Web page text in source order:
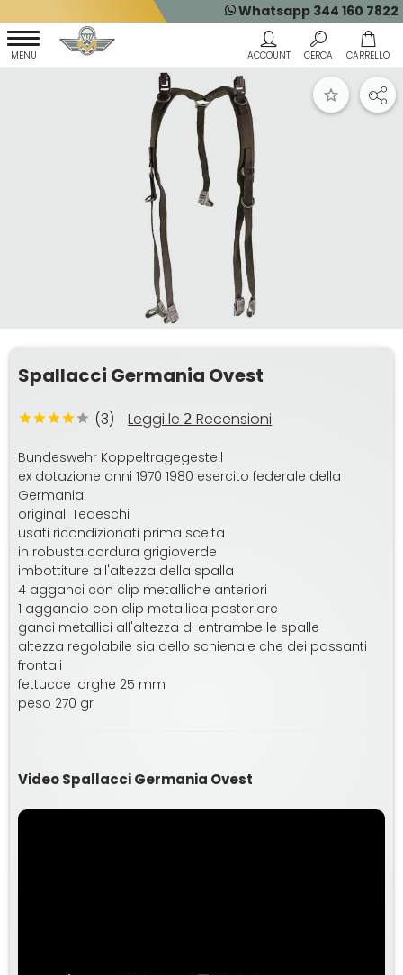
Whatsapp 344 160 7822
Spallacci Germania Ovest
(3) Leggi le 2 Recensioni
Bundeswehr Koppeltragegestell
ex dotazione anni 1970 1980 esercito federale della
Germania
originali Tedeschi
usati ricondizionati prima scelta
in robusta cordura grigioverde
imbottiture all'altezza della spalla
4 agganci con clip metalliche anteriori
1 aggancio con clip metallica posteriore
ganci metallici all'altezza di entrambe le spalle
altezza regolabile sia dello schienale che dei passanti
frontali
fettucce larghe 25 mm
peso 270 gr
Video Spallacci Germania Ovest